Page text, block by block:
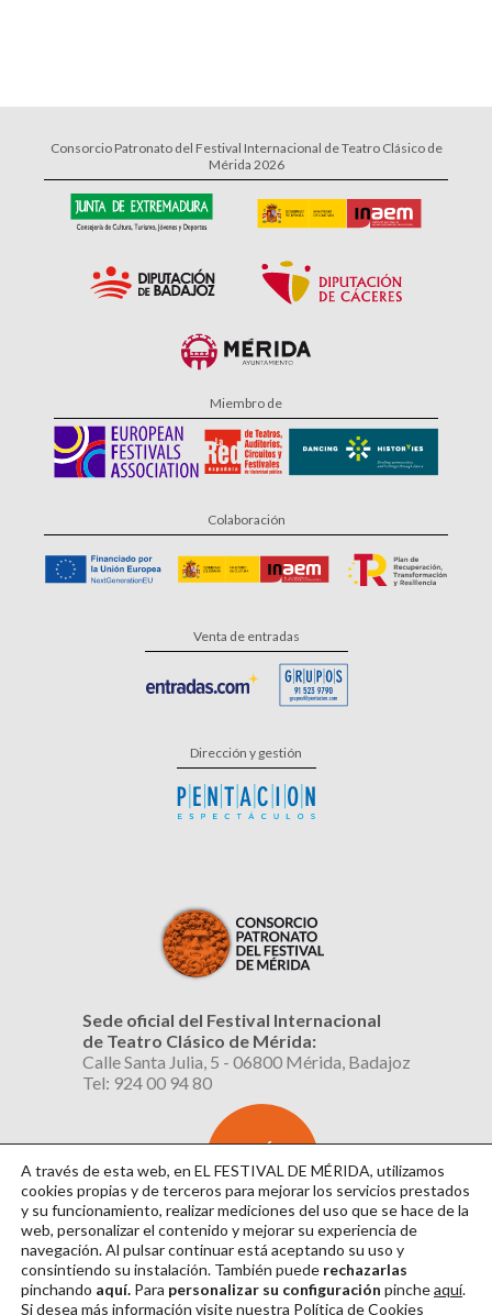
Consorcio Patronato del Festival Internacional de Teatro Clásico de
Mérida 2026
Miembro de
Colaboración
Venta de entradas
Dirección y gestión
Sede oficial del Festival Internacional
de Teatro Clásico de Mérida:
Calle Santa Julia, 5 - 06800 Mérida, Badajoz
Tel: 924 00 94 80
SUSCRÍBETE
AL BOLETÍN
A través de esta web, en EL FESTIVAL DE MÉRIDA, utilizamos
cookies propias y de terceros para mejorar los servicios prestados
y su funcionamiento, realizar mediciones del uso que se hace de la
web, personalizar el contenido y mejorar su experiencia de
navegación. Al pulsar continuarestá aceptando su uso y
consintiendo su instalación. También puede rechazarlas
pinchando aquí. Para personalizar su configuración pincheaquí.
Si desea más información visite nuestra Política de Cookies